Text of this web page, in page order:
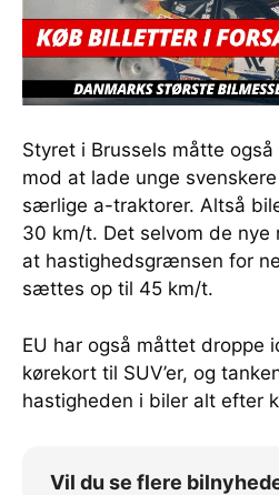
Styret i Brussels måtte
mod at lade unge
særlige a-traktorer. Altså
30 km/t. Det selvom de nye
at hastighedsgrænsen for
sættes op til 45 km/t.
EU har også måttet droppe
kørekort til SUV’er, og
hastigheden i biler alt efter
Vil du se flere